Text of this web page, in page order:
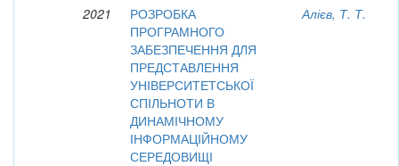
2021
РОЗРОБКА
ПРОГРАМНОГО
ЗАБЕЗПЕЧЕННЯ ДЛЯ
ПРЕДСТАВЛЕННЯ
УНІВЕРСИТЕТСЬКОЇ
СПІЛЬНОТИ В
ДИНАМІЧНОМУ
ІНФОРМАЦІЙНОМУ
СЕРЕДОВИЩІ
Алієв, Т. Т.